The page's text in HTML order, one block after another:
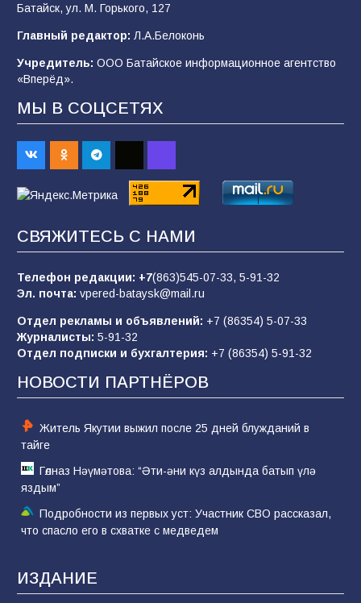
после выборов: в Госдуме дали ответ
103 06.08.2026
В детском саду № 35 дети освоили
строительные профессии в ходе
спортивного праздника
07.08.2026
«Слухами Москву не возьмёшь»: почему
заявления Киева о мобилизации — это
отчаяние, а не разведка
83 02.08.2026
Командовал боем до последнего: герой
60 05.08.2026
Батайск, ул. М. Горького, 127
Главный редактор: Л.А.Белоконь
Учредитель: ООО Батайское информационное агентство
«Вперёд».
МЫ В СОЦСЕТЯХ
СВЯЖИТЕСЬ С НАМИ
Телефон редакции: +7(863)545-07-33, 5-91-32
Эл. почта: vpered-bataysk@mail.ru
Отдел рекламы и объявлений: +7 (86354) 5-07-33
Журналисты: 5-91-32
Отдел подписки и бухгалтерия: +7 (86354) 5-91-32
НОВОСТИ ПАРТНЁРОВ
Житель Якутии выжил после 25 дней блужданий в
тайге
Гөлназ Нәүмәтова: “Әти-әни күз алдында батып үлә
яздым”
Подробности из первых уст: Участник СВО рассказал,
что спасло его в схватке с медведем
ИЗДАНИЕ